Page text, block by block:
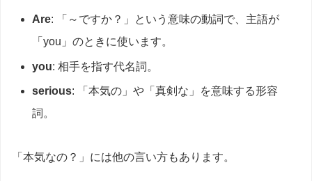
Are: 「～ですか？」という意味の動詞で、主語が
「you」のときに使います。
you: 相手を指す代名詞。
serious: 「本気の」や「真剣な」を意味する形容
詞。
「本気なの？」には他の言い方もあります。